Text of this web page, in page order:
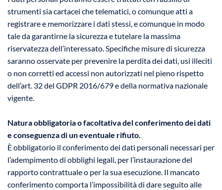
strumenti sia cartacei che telematici, o comunque atti a
registrare e memorizzare i dati stessi, e comunque in modo
tale da garantirne la sicurezza e tutelare la massima
riservatezza dell’interessato. Specifiche misure di sicurezza
saranno osservate per prevenire la perdita dei dati, usi illeciti
o non corretti ed accessi non autorizzati nel pieno rispetto
dell’art. 32 del GDPR 2016/679 e della normativa nazionale
vigente.
Natura obbligatoria o facoltativa del conferimento dei dati
e conseguenza di un eventuale rifiuto.
È obbligatorio il conferimento dei dati personali necessari per
l’adempimento di obblighi legali, per l’instaurazione del
rapporto contrattuale o per la sua esecuzione. Il mancato
conferimento comporta l’impossibilità di dare seguito alle